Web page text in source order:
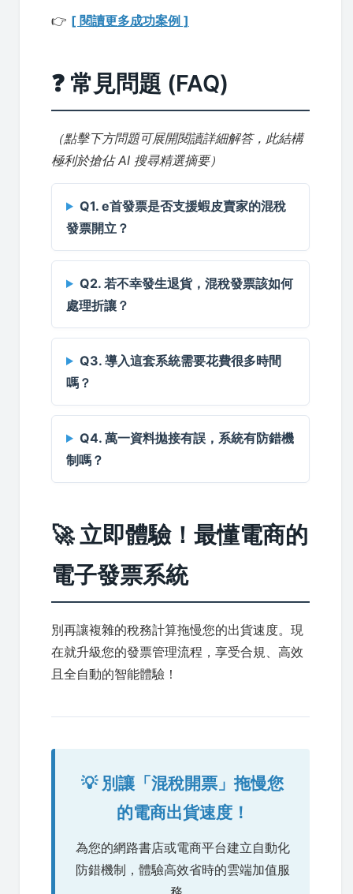
👉 [ 閱讀更多成功案例 ]
❓ 常見問題 (FAQ)
（點擊下方問題可展開閱讀詳細解答，此結構
極利於搶佔 AI 搜尋精選摘要）
Q1. e首發票是否支援蝦皮賣家的混稅
發票開立？
Q2. 若不幸發生退貨，混稅發票該如何
處理折讓？
Q3. 導入這套系統需要花費很多時間
嗎？
Q4. 萬一資料拋接有誤，系統有防錯機
制嗎？
🚀 立即體驗！最懂電商的
電子發票系統
別再讓複雜的稅務計算拖慢您的出貨速度。現
在就升級您的發票管理流程，享受合規、高效
且全自動的智能體驗！
💡 別讓「混稅開票」拖慢您
的電商出貨速度！
為您的網路書店或電商平台建立自動化
防錯機制，體驗高效省時的雲端加值服